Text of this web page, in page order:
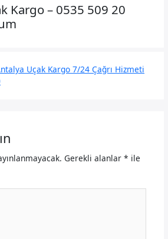
Kargo – 0535 509 20
Uçak Kargo 7/24 Çağrı Hizmeti
Gerekli alanlar * ile